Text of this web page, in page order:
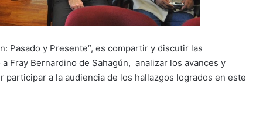
Pasado y Presente”, es compartir y discutir las
Fray Bernardino de Sahagún, analizar los avances y
a la audiencia de los hallazgos logrados en este